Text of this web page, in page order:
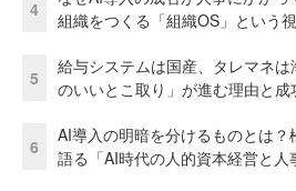
4
組織をつくる「組織OS」という
5
給与システムは国産、タレマネ
のいいとこ取り」が進む理由と成
6
AI導入の明暗を分けるものとは
語る「AI時代の人的資本経営と人